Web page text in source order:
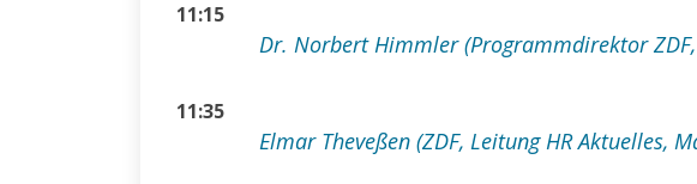
11:15
Dr. Norbert Himmler (Programmdirektor
11:35
Elmar Theveßen (ZDF, Leitung HR Aktuelles,